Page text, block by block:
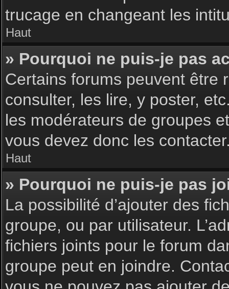
trucage en changeant les
Haut
» Pourquoi ne puis-je pas
Certains forums peuvent être
consulter, les lire, y poster,
les modérateurs de groupes
vous devez donc les
Haut
» Pourquoi ne puis-je pas
La possibilité d’ajouter des
groupe, ou par utilisateur.
fichiers joints pour le forum
groupe peut en joindre.